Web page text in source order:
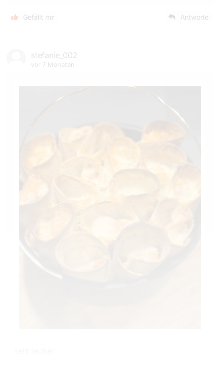
Gefällt mir Antworte
stefanie_002
vor 7 Monaten